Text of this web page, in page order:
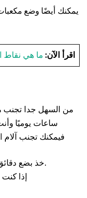
يمكنك أيضًا وضع
اقرأ الآن: ما هي نقاط
من السهل جدا تجنب
ساعات يوميًا
فيمكنك تجنب آلام
خذ بضع دقائق أثناء العمل طوال اليوم وتمدد الرقبة.
إذا